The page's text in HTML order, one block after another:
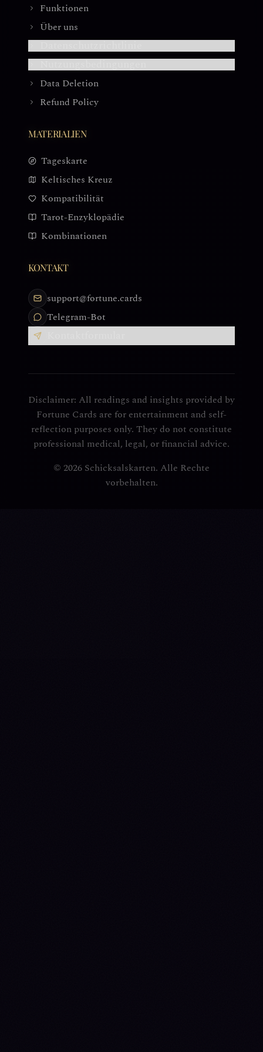
Funktionen
Über uns
Data Deletion
Refund Policy
MATERIALIEN
Tageskarte
Keltisches Kreuz
Kompatibilität
Tarot-Enzyklopädie
Kombinationen
KONTAKT
support@fortune.cards
Telegram-Bot
Disclaimer: All readings and insights provided by
Fortune Cards are for entertainment and self-
reflection purposes only. They do not constitute
professional medical, legal, or financial advice.
© 2026 Schicksalskarten. Alle Rechte
vorbehalten.